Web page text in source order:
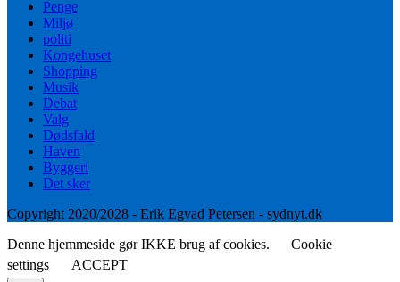
Penge
Miljø
politi
Kongehuset
Shopping
Musik
Debat
Valg
Dødsfald
Haven
Byggeri
Det sker
Copyright 2020/2028 - Erik Egvad Petersen - sydnyt.dk
Denne hjemmeside gør IKKE brug af cookies.
Cookie
settings
ACCEPT